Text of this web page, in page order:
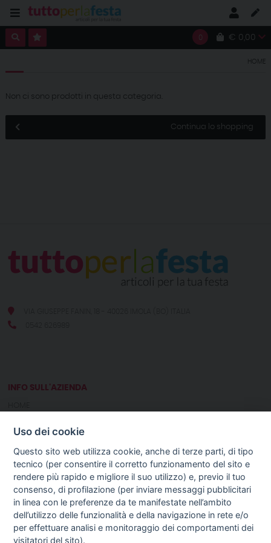
0 € 0,00
HOME
Non ci sono prodotti in questa categoria.
Continua lo shopping
INFO SULL'AZIENDA
NOTIZIE
GUIDA AGLI ACQUISTI
PROCEDURA DI ACQUISTO
DIRITTO DI RECESSO
SPEDIZIONI E COSTI
Uso dei cookie
Questo sito web utilizza cookie, anche di terze parti, di tipo
tecnico (per consentire il corretto funzionamento del sito e
rendere più rapido e migliore il suo utilizzo) e, previo il tuo
consenso, di profilazione (per inviare messaggi pubblicitari
in linea con le preferenze da te manifestate nell’ambito
dell’utilizzo delle funzionalità e della navigazione in rete e/o
per effettuare analisi e monitoraggio dei comportamenti dei
visitatori del sito).